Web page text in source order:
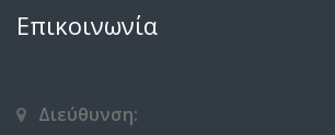
Επικοινωνία
Διεύθυνση: